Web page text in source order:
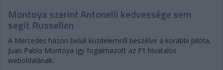
Montoya szerint Antonelli kedvessége sem
segít Russellen
A Mercedes házon belüli küzdelemről beszélve a korábbi pilóta,
Juan Pablo Montoya így fogalmazott az F1 hivatalos
weboldalának: